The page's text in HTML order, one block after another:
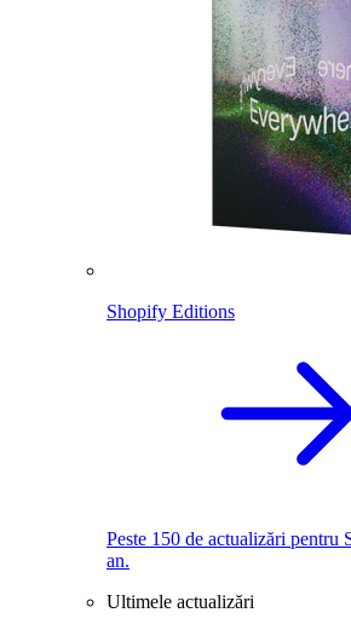
Shopify Editions
Peste 150 de actualizări pentru
an.
Ultimele actualizări